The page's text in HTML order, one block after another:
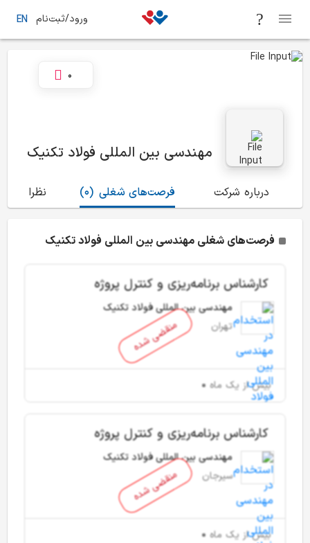
ورود/ثبت‌نام EN
مهندسی بین المللی فولاد تکنیک
0
درباره شرکت (0) فرصت‌های شغلی نظرات
فرصت‌های شغلی مهندسی بین المللی فولاد تکنیک
منقضی شده
کارشناس برنامه‌ریزی و کنترل پروژه
مهندسی بین المللی فولاد تکنیک
تهران
بیش از یک ماه
منقضی شده
کارشناس برنامه‌ریزی و کنترل پروژه
مهندسی بین المللی فولاد تکنیک
سیرجان
بیش از یک ماه